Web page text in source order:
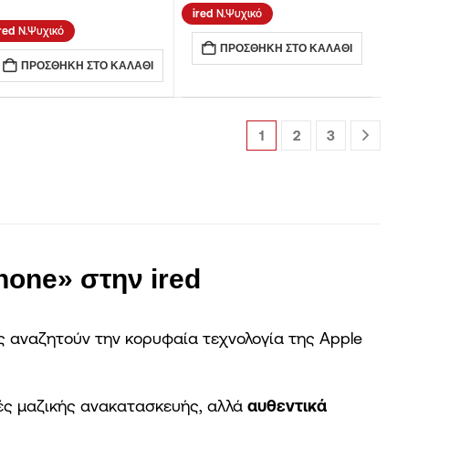
Ν.Ψυχικό
ΠΡΟΣΘΉΚΗ ΣΤΟ ΚΑΛΆΘΙ
Ν.Ψυχικό
ΠΡΟΣΘΉΚΗ ΣΤΟ ΚΑΛΆΘΙ
1 2 3
στην ired
αναζητούν την κορυφαία τεχνολογία της Apple
μαζικής ανακατασκευής, αλλά αυθεντικά